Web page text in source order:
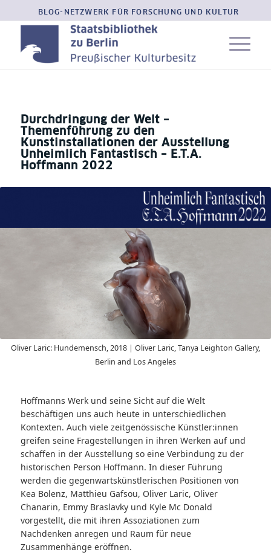
BLOG-NETZWERK FÜR FORSCHUNG UND KULTUR
Durchdringung der Welt –
Themenführung zu den
Kunstinstallationen der Ausstellung
Unheimlich Fantastisch – E.T.A.
Hoffmann 2022
Oliver Laric: Hundemensch, 2018 | Oliver Laric, Tanya Leighton Gallery,
Berlin and Los Angeles
Hoffmanns Werk und seine Sicht auf die Welt
beschäftigen uns auch heute in unterschiedlichen
Kontexten. Auch viele zeitgenössische Künstler:innen
greifen seine Fragestellungen in ihren Werken auf und
schaffen in der Ausstellung so eine Verbindung zu der
historischen Person Hoffmann. In dieser Führung
werden die gegenwartskünstlerischen Positionen von
Kea Bolenz, Matthieu Gafsou, Oliver Laric, Oliver
Chanarin, Emmy Braslavky und Kyle Mc Donald
vorgestellt, die mit ihren Assoziationen zum
Nachdenken anregen und Raum für neue
Zusammenhänge eröffnen.